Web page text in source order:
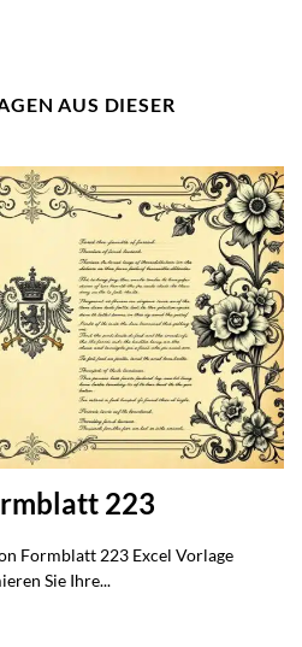
AUS DIESER
223
Formblatt 223 Excel Vorlage
Sie Ihre...